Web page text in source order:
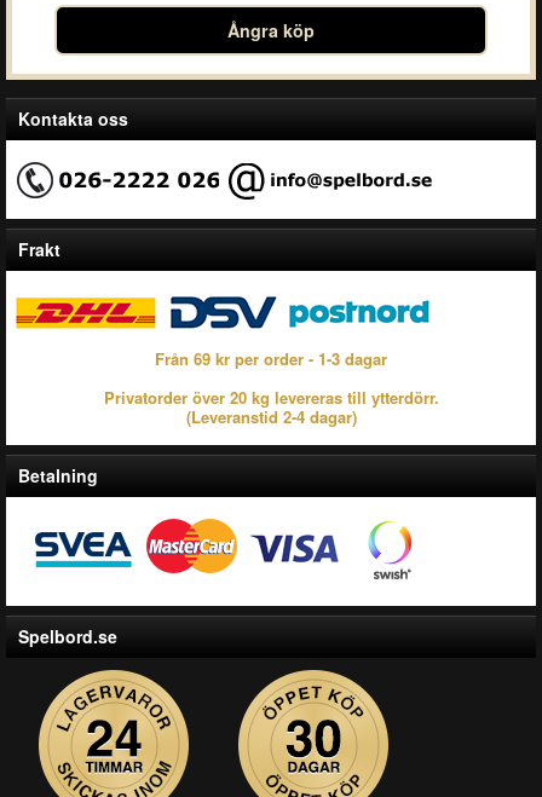
Ångra köp
Kontakta oss
Frakt
Från 69 kr per order - 1-3 dagar
Privatorder över 20 kg levereras till ytterdörr.
(Leveranstid 2-4 dagar)
Betalning
Spelbord.se